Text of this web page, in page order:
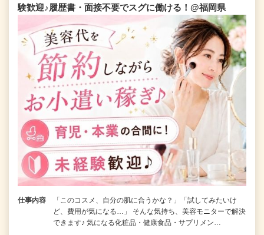
験歓迎♪履歴書・面接不要でスグに働ける！@福岡県
仕事内容
「このコスメ、自分の肌に合うかな？」「試してみたいけ
ど、費用が気になる…」 そんな気持ち、美容モニターで解決
できます♪ 気になる化粧品・健康食品・サプリメン…